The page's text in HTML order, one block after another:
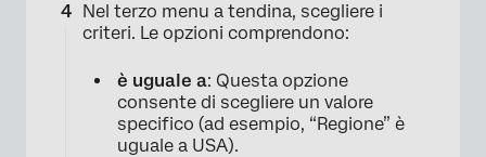
Nel terzo menu a tendina, scegliere i
criteri. Le opzioni comprendono:
è uguale a: Questa opzione
consente di scegliere un valore
specifico (ad esempio, “Regione” è
uguale a USA).